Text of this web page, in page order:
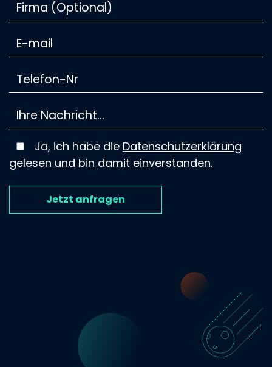
Ja, ich habe die Datenschutzerklärung
gelesen und bin damit einverstanden.